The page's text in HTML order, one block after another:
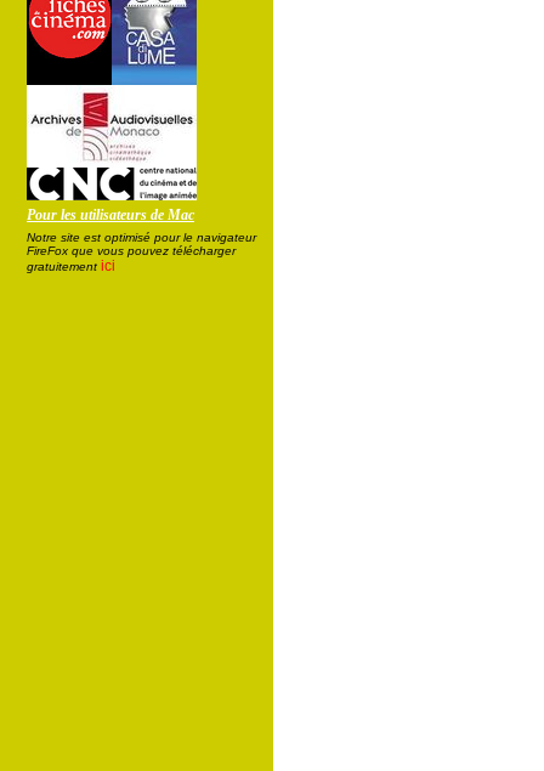
Pour les utilisateurs de Mac
Notre site est optimisé pour le navigateur
FireFox que vous pouvez télécharger
gratuitement ici